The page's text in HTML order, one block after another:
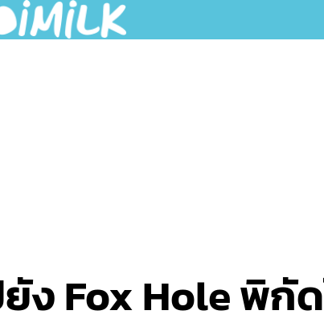
ง Fox Hole พิกั